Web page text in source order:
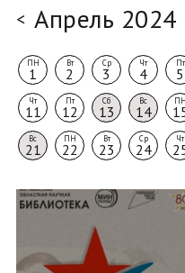
< Апрель 2024
ПН
1
Вт
2
Ср
3
Чт
4
Пт
5
Чт
11
Пт
12
Сб
13
Вс
14
ПН
Вс
21
ПН
22
Вт
23
Ср
24
Чт